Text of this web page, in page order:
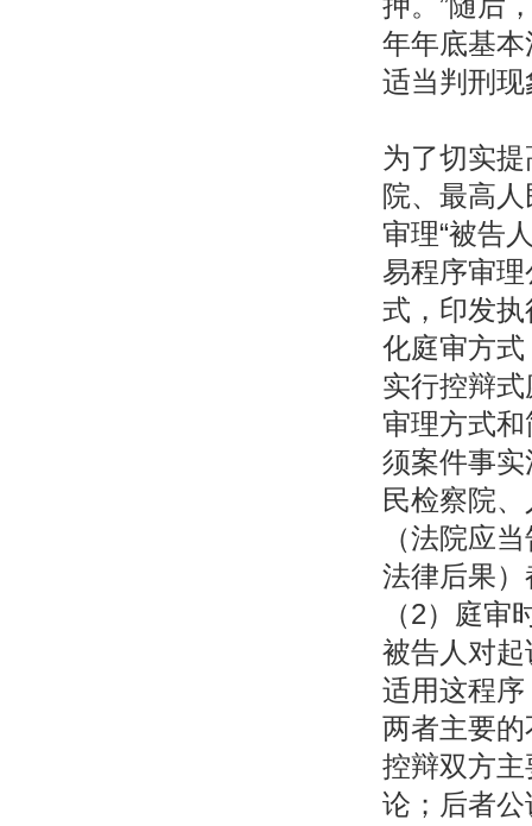
年年底基
适当判刑
为了切实
院、最高
审理“被告
易程序审
式，印发
化庭审方
实行控辩
审理方式
须案件事
民检察院
（法院应
法律后果
（2）庭
被告人对
适用这程
两者主要
控辩双方
论；后者